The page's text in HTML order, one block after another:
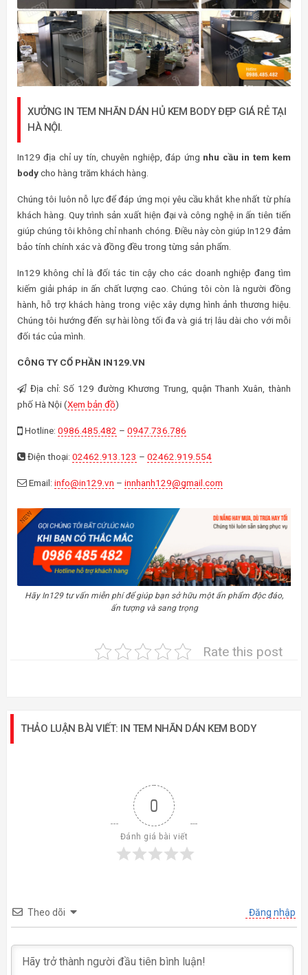
XƯỞNG IN TEM NHÃN DÁN HỦ KEM BODY ĐẸP GIÁ RẺ TẠI
HÀ NỘI.
In129 địa chỉ uy tín, chuyên nghiệp, đáp ứng nhu cầu in tem kem
bodycho hàng trăm khách hàng.
Chúng tôi luôn nỗ lực để đáp ứng mọi yêu cầu khắt khe nhất từ phía
khách hàng. Quy trình sản xuất hiện đại và công nghệ in ấn tiên tiến
giúp chúng tôi không chỉ nhanh chóng. Điều này còn giúp In129 đảm
bảo tính chính xác và đồng đều trong từng sản phẩm.
In129 không chỉ là đối tác tin cậy cho các doanh nghiệp đang tìm
kiếm giải pháp in ấn chất lượng cao. Chúng tôi còn là người đồng
hành, hỗ trợ khách hàng trong việc xây dựng hình ảnh thương hiệu.
Chúng tôi hướng đến sự hài lòng tối đa và giá trị lâu dài cho với mỗi
đối tác của mình.
CÔNG TY CỔ PHẦN IN129.VN
Địa chỉ: Số 129 đường Khương Trung, quận Thanh Xuân, thành
phố Hà Nội (Xem bản đồ)
Hotline: 0986.485.482 – 0947.736.786
Điện thoại: 02462.913.123 – 02462.919.554
Email: info@in129.vn – innhanh129@gmail.com
Hãy In129 tư vấn miễn phí để giúp bạn sở hữu một ấn phẩm độc đáo,
ấn tượng và sang trọng
Rate this post
THẢO LUẬN BÀI VIẾT: IN TEM NHÃN DÁN KEM BODY
0
Đánh giá bài viết
Theo dõi Đăng nhập